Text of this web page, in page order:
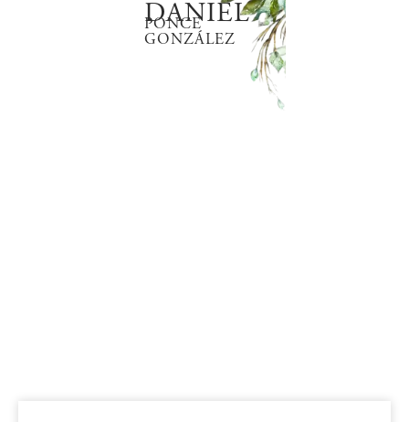
DANIEL
PONCE
GONZÁLEZ